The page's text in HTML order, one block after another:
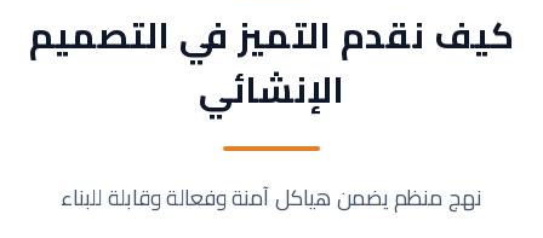
كيف نقدم التميز في التصميم
الإنشائي
نهج منظم يضمن هياكل آمنة وفعالة وقابلة للبناء